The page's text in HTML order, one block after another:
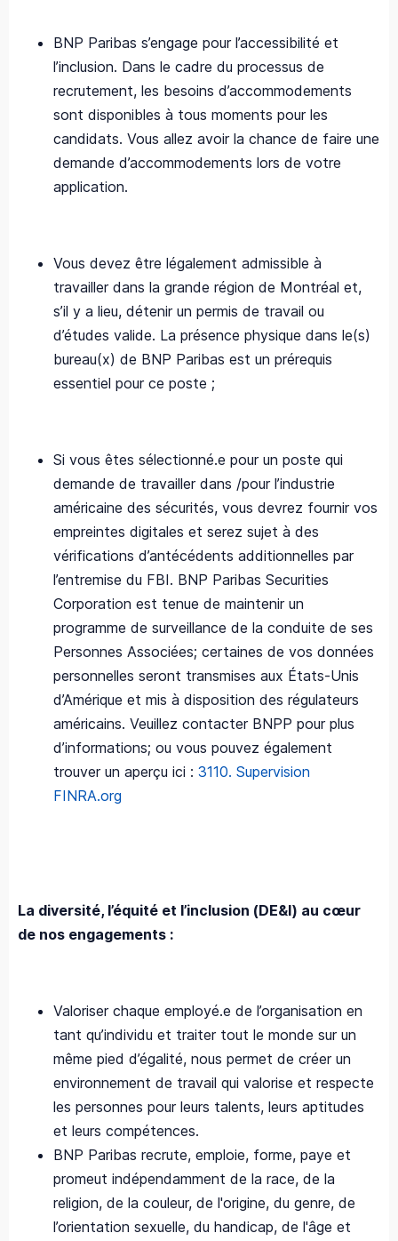
BNP Paribas s’engage pour l’accessibilité et
l’inclusion. Dans le cadre du processus de
recrutement, les besoins d’accommodements
sont disponibles à tous moments pour les
candidats. Vous allez avoir la chance de faire une
demande d’accommodements lors de votre
application.
Vous devez être légalement admissible à
travailler dans la grande région de Montréal et,
s’il y a lieu, détenir un permis de travail ou
d’études valide. La présence physique dans le(s)
bureau(x) de BNP Paribas est un prérequis
essentiel pour ce poste ;
Si vous êtes sélectionné.e pour un poste qui
demande de travailler dans /pour l’industrie
américaine des sécurités, vous devrez fournir vos
empreintes digitales et serez sujet à des
vérifications d’antécédents additionnelles par
l’entremise du FBI. BNP Paribas Securities
Corporation est tenue de maintenir un
programme de surveillance de la conduite de ses
Personnes Associées; certaines de vos données
personnelles seront transmises aux États-Unis
d’Amérique et mis à disposition des régulateurs
américains. Veuillez contacter BNPP pour plus
d’informations; ou vous pouvez également
trouver un aperçu ici : 3110. Supervision
FINRA.org
La diversité, l’équité et l’inclusion (DE&I) au cœur
de nos engagements :
Valoriser chaque employé.e de l’organisation en
tant qu’individu et traiter tout le monde sur un
même pied d’égalité, nous permet de créer un
environnement de travail qui valorise et respecte
les personnes pour leurs talents, leurs aptitudes
et leurs compétences.
BNP Paribas recrute, emploie, forme, paye et
promeut indépendamment de la race, de la
religion, de la couleur, de l'origine, du genre, de
l’orientation sexuelle, du handicap, de l'âge et